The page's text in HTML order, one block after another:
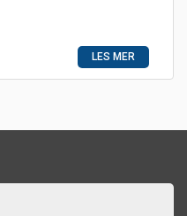
LES MER